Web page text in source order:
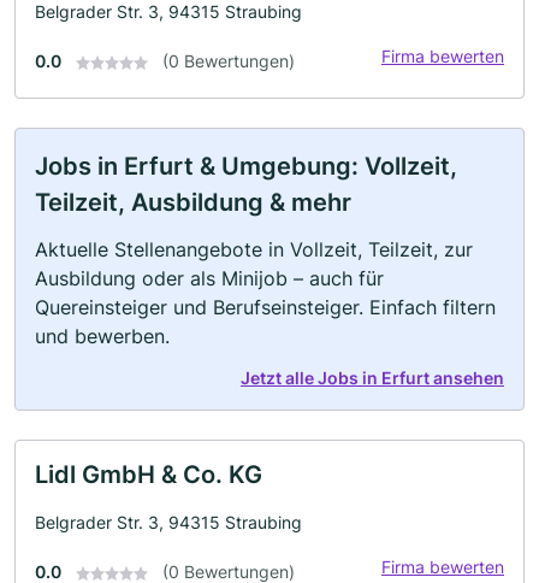
Belgrader Str. 3, 94315 Straubing
0.0 (0 Bewertungen) Firma bewerten
Jobs in Erfurt & Umgebung: Vollzeit,
Teilzeit, Ausbildung & mehr
Aktuelle Stellenangebote in Vollzeit, Teilzeit, zur
Ausbildung oder als Minijob – auch für
Quereinsteiger und Berufseinsteiger. Einfach filtern
und bewerben.
Jetzt alle Jobs in Erfurt ansehen
Lidl GmbH & Co. KG
Belgrader Str. 3, 94315 Straubing
0.0 (0 Bewertungen) Firma bewerten